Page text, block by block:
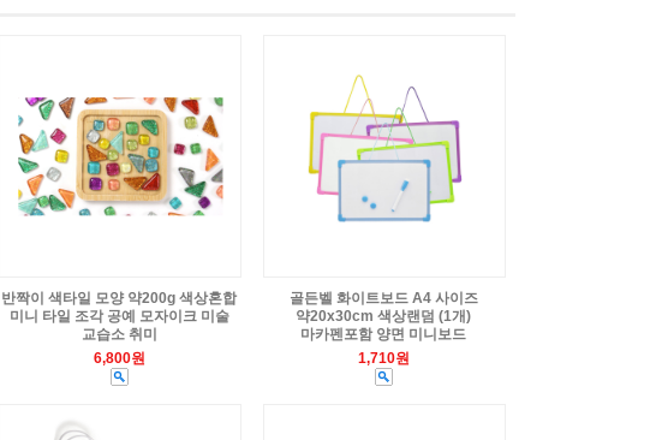
반짝이 색타일 모양 약200g 색상혼합
미니 타일 조각 공예 모자이크 미술
교습소 취미
6,800원
골든벨 화이트보드 A4 사이즈
약20x30cm 색상랜덤 (1개)
마카펜포함 양면 미니보드
1,710원